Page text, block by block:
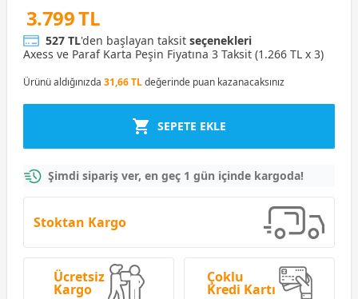
3.799 TL
527 TL'den başlayan taksit seçenekleri
Axess ve Paraf Karta Peşin Fiyatına 3 Taksit (1.266 TL x 3)
Ürünü aldığınızda 31,66 TLdeğerinde puan kazanacaksınız
SEPETE EKLE
Şimdi sipariş ver, en geç 1 gün içinde kargoda!
Stoktan Kargo
Ücretsiz
Kargo
Çoklu
Kredi Kartı